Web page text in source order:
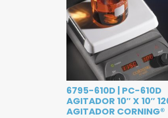
6795-610D | PC-610D
AGITADOR 10″ X 10″
AGITADOR CORNING®